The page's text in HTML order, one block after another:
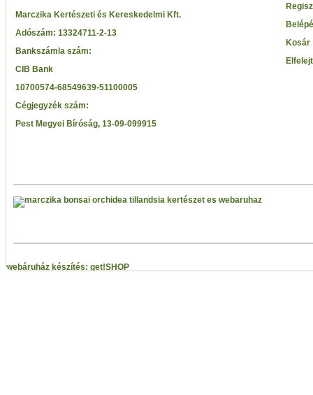
Marczika Kertészeti és Kereskedelmi Kft.
Adószám: 13324711-2-13
Bankszámla szám:
CIB Bank
10700574-68549639-51100005
Cégjegyzék szám:
Pest Megyei Bíróság, 13-09-099915
Kosár
webáruház készítés: get!SHOP